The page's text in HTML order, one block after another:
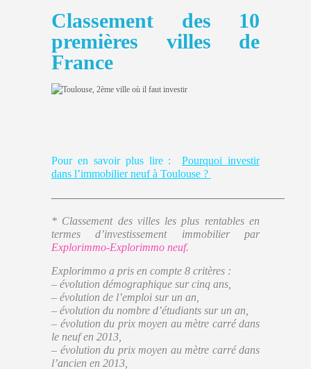
Classement des 10
premières villes de
France
Pour en savoir plus lire :
Pourquoi investir
dans l’immobilier neuf à Toulouse ?
—————————————————————
* Classement des villes les plus rentables en
termes d’investissement immobilier par
Explorimmo-Explorimmo neuf.
Explorimmo a pris en compte 8 critères :
– évolution démographique sur cinq ans,
– évolution de l’emploi sur un an,
– évolution du nombre d’étudiants sur un an,
– évolution du prix moyen au mètre carré dans
le neuf en 2013,
– évolution du prix moyen au mètre carré dans
l’ancien en 2013,